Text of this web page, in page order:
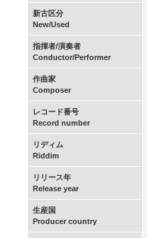
新古区分
New/Used
指揮者/演奏者
Conductor/Performer
作曲家
Composer
レコード番号
Record number
リディム
Riddim
リリース年
Release year
生産国
Producer country